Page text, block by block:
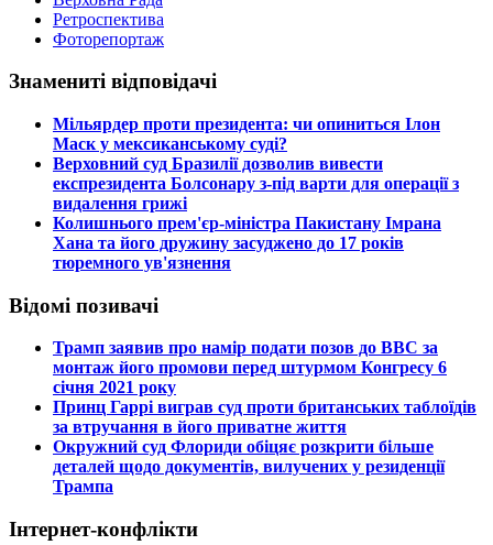
Ретроспектива
Фоторепортаж
Знамениті відповідачі
​Мільярдер проти президента: чи опиниться Ілон
Маск у мексиканському суді?
​Верховний суд Бразилії дозволив вивести
експрезидента Болсонару з-під варти для операції з
видалення грижі
​Колишнього прем'єр-міністра Пакистану Імрана
Хана та його дружину засуджено до 17 років
тюремного ув'язнення
Відомі позивачі
​Трамп заявив про намір подати позов до ВВС за
монтаж його промови перед штурмом Конгресу 6
січня 2021 року
​Принц Гаррі виграв суд проти британських таблоїдів
за втручання в його приватне життя
​Окружний суд Флориди обіцяє розкрити більше
деталей щодо документів, вилучених у резиденції
Трампа
Інтернет-конфлікти